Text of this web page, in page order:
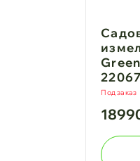
Под заказ